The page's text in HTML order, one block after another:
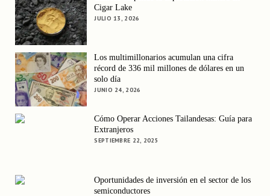
Cigar Lake
JULIO 13, 2026
Los multimillonarios acumulan una cifra
récord de 336 mil millones de dólares en un
solo día
JUNIO 24, 2026
Cómo Operar Acciones Tailandesas: Guía para
Extranjeros
SEPTIEMBRE 22, 2025
Oportunidades de inversión en el sector de los
semiconductores